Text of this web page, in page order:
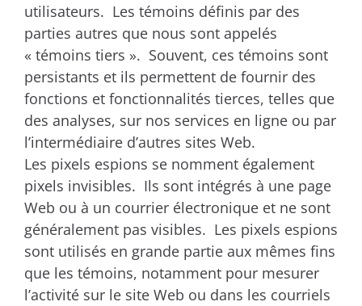
utilisateurs. Les témoins définis par des
parties autres que nous sont appelés
« témoins tiers ». Souvent, ces témoins sont
persistants et ils permettent de fournir des
fonctions et fonctionnalités tierces, telles que
des analyses, sur nos services en ligne ou par
l’intermédiaire d’autres sites Web.
Les pixels espions se nomment également
pixels invisibles. Ils sont intégrés à une page
Web ou à un courrier électronique et ne sont
généralement pas visibles. Les pixels espions
sont utilisés en grande partie aux mêmes fins
que les témoins, notamment pour mesurer
l’activité sur le site Web ou dans les courriels